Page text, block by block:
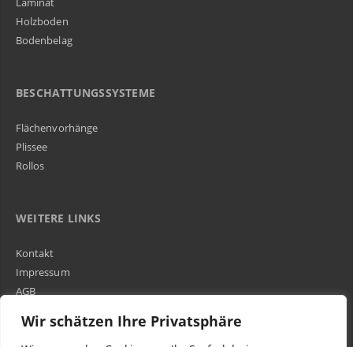
Wir schätzen Ihre Privatsphäre
Holzboden
Bodenbelag
BESCHATTUNGSSYSTEME
Flächenvorhänge
Plissee
Rollos
WEITERE LINKS
Kontakt
Impressum
AGB